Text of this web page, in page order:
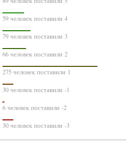
59 человек поставили 4
79 человек поставили 3
66 человек поставили 2
275 человек поставили 1
30 человек поставили -1
6 человек поставили -2
30 человек поставили -3